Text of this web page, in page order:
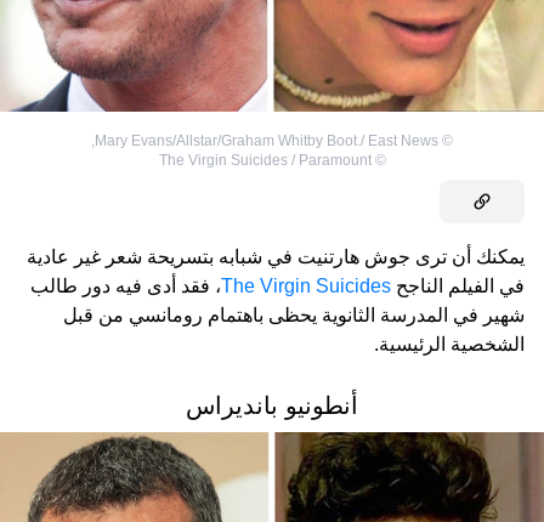
©
Mary Evans/Allstar/Graham Whitby Boot./ East News
,
©
The Virgin Suicides / Paramount
يمكنك أن ترى جوش هارتنيت في شبابه بتسريحة شعر غير عادية
في الفيلم الناجح The Virgin Suicides، فقد أدى فيه دور طالب
شهير في المدرسة الثانوية يحظى باهتمام رومانسي من قبل
الشخصية الرئيسية.
أنطونيو بانديراس